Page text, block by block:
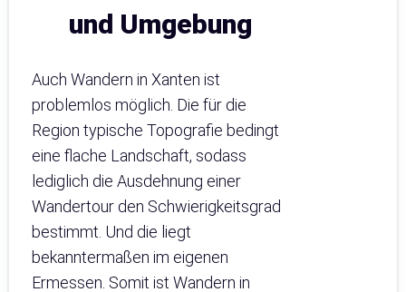
und Umgebung
Auch Wandern in Xanten ist
problemlos möglich. Die für die
Region typische Topografie bedingt
eine flache Landschaft, sodass
lediglich die Ausdehnung einer
Wandertour den Schwierigkeitsgrad
bestimmt. Und die liegt
bekanntermaßen im eigenen
Ermessen. Somit ist Wandern in